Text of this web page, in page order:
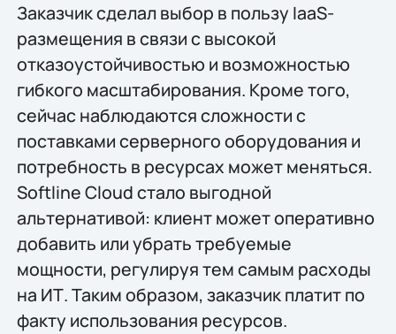
Заказчик сделал выбор в пользу IaaS-
размещения в связи с высокой
отказоустойчивостью и возможностью
гибкого масштабирования. Кроме того,
сейчас наблюдаются сложности с
поставками серверного оборудования и
потребность в ресурсах может меняться.
Softline Cloud стало выгодной
альтернативой: клиент может оперативно
добавить или убрать требуемые
мощности, регулируя тем самым расходы
на ИТ. Таким образом, заказчик платит по
факту использования ресурсов.